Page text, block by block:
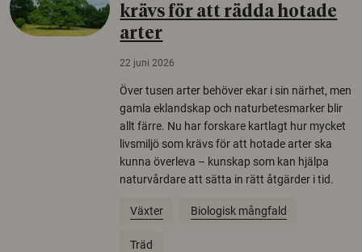
krävs för att rädda hotade
arter
22 juni 2026
Över tusen arter behöver ekar i sin närhet, men
gamla eklandskap och naturbetesmarker blir
allt färre. Nu har forskare kartlagt hur mycket
livsmiljö som krävs för att hotade arter ska
kunna överleva – kunskap som kan hjälpa
naturvårdare att sätta in rätt åtgärder i tid.
Växter Biologisk mångfald
Träd